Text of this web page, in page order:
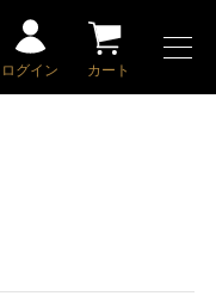
ログイン カート